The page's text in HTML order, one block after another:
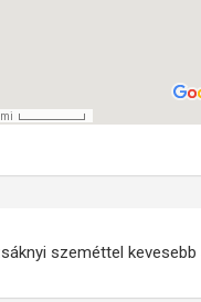
szeméttel